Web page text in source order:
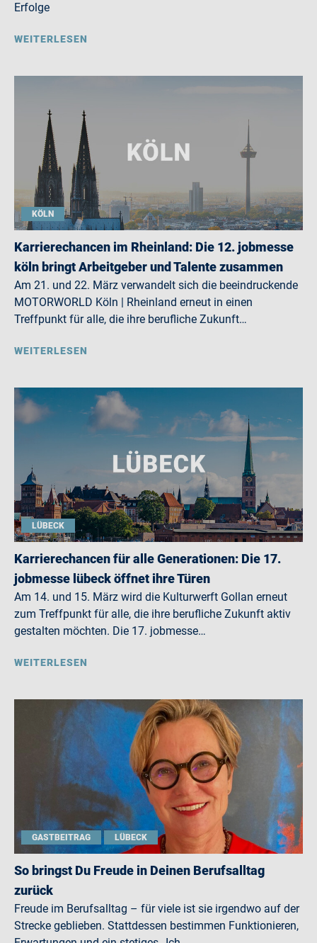
Erfolge
WEITERLESEN
KÖLN
Karrierechancen im Rheinland: Die 12. jobmesse
köln bringt Arbeitgeber und Talente zusammen
Am 21. und 22. März verwandelt sich die beeindruckende
MOTORWORLD Köln | Rheinland erneut in einen
Treffpunkt für alle, die ihre berufliche Zukunft…
WEITERLESEN
LÜBECK
Karrierechancen für alle Generationen: Die 17.
jobmesse lübeck öffnet ihre Türen
Am 14. und 15. März wird die Kulturwerft Gollan erneut
zum Treffpunkt für alle, die ihre berufliche Zukunft aktiv
gestalten möchten. Die 17. jobmesse…
WEITERLESEN
GASTBEITRAG LÜBECK
So bringst Du Freude in Deinen Berufsalltag
zurück
Freude im Berufsalltag – für viele ist sie irgendwo auf der
Strecke geblieben. Stattdessen bestimmen Funktionieren,